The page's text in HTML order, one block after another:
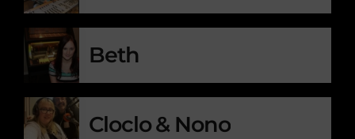
Beth
Cloclo & Nono